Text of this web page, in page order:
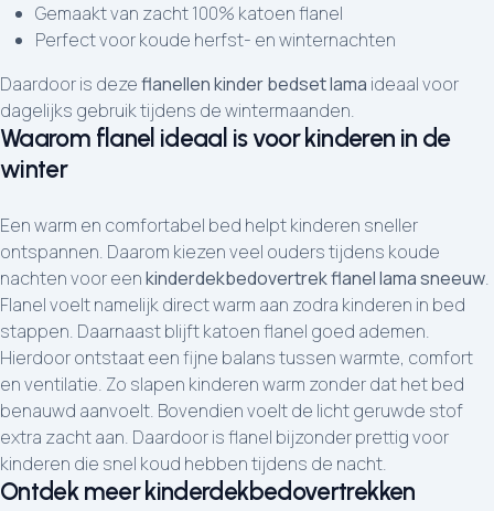
Gemaakt van zacht 100% katoen flanel
Perfect voor koude herfst- en winternachten
Daardoor is dezeflanellen kinder bedset lama ideaal voor
dagelijks gebruik tijdens de wintermaanden.
Waarom flanel ideaal is voor kinderen in de
winter
Een warm en comfortabel bed helpt kinderen sneller
ontspannen. Daarom kiezen veel ouders tijdens koude
nachten voor eenkinderdekbedovertrek flanel lama sneeuw.
Flanel voelt namelijk direct warm aan zodra kinderen in bed
stappen. Daarnaast blijft katoen flanel goed ademen.
Hierdoor ontstaat een fijne balans tussen warmte, comfort
en ventilatie. Zo slapen kinderen warm zonder dat het bed
benauwd aanvoelt. Bovendien voelt de licht geruwde stof
extra zacht aan. Daardoor is flanel bijzonder prettig voor
kinderen die snel koud hebben tijdens de nacht.
Ontdek meer kinderdekbedovertrekken